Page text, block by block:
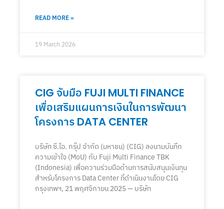
READ MORE »
19 March 2026
CIG จับมือ FUJI MULTI FINANCE
เพื่อเสริมแผนการเงินในการพัฒนา
โครงการ DATA CENTER
บริษัท ซี.ไอ. กรุ๊ป จำกัด (มหาชน) (CIG) ลงนามบันทึก
ความเข้าใจ (MoU) กับ Fuji Multi Finance TBK
(Indonesia) เพื่อความร่วมมือด้านการสนับสนุนเงินทุน
สำหรับโครงการ Data Center ที่ดำเนินงานโดย CIG
กรุงเทพฯ, 21 พฤศจิกายน 2025 — บริษัท